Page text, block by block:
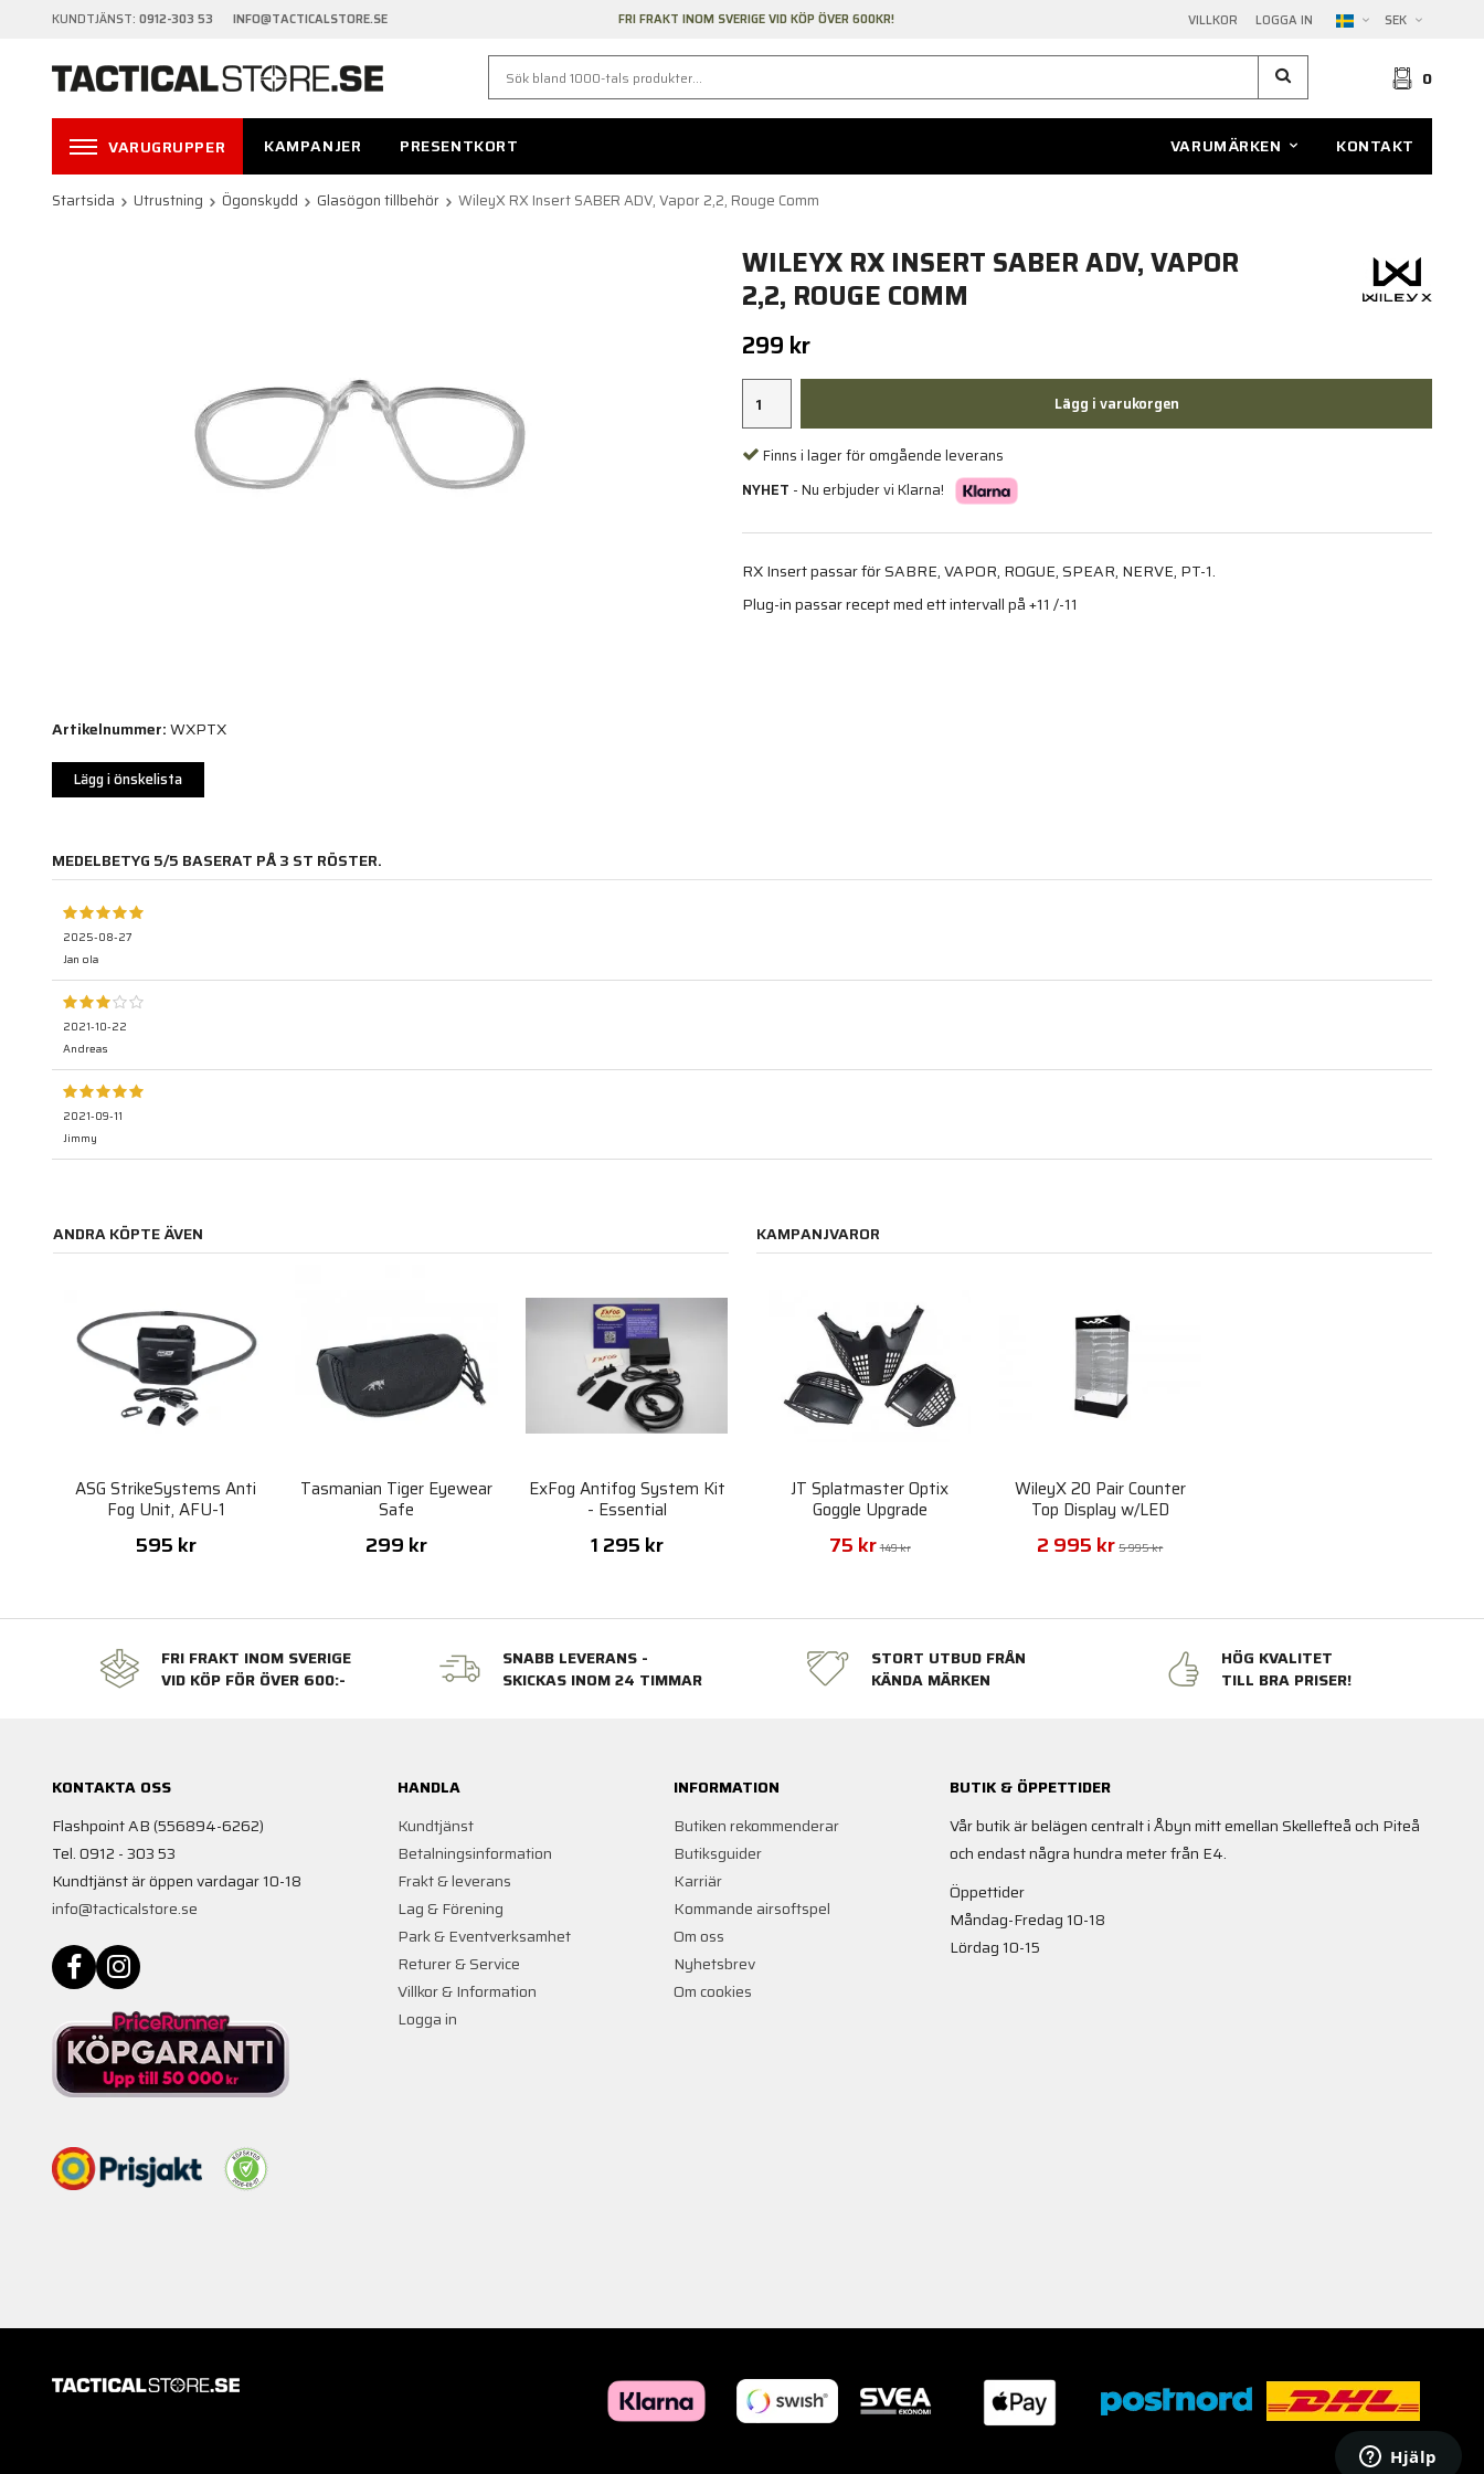
KUNDTJÄNST: 0912-303 53 INFO@TACTICALSTORE.SE VILLKOR LOGGA IN SEK
FRI FRAKT INOM SVERIGE VID KÖP ÖVER 600KR!
0
VARUGRUPPER KAMPANJER PRESENTKORT VARUMÄRKEN KONTAKT
Startsida Utrustning Ögonskydd Glasögon tillbehör WileyX RX Insert SABER ADV, Vapor 2,2, Rouge Comm
WILEYX RX INSERT SABER ADV, VAPOR
2,2, ROUGE COMM
299 kr
Lägg i varukorgen
Finns i lager för omgående leverans
NYHET - Nu erbjuder vi Klarna!
RX Insert passar för SABRE, VAPOR, ROGUE, SPEAR, NERVE, PT-1.
Plug-in passar recept med ett intervall på +11 /-11
Artikelnummer:WXPTX
Lägg i önskelista
MEDELBETYG 5/5 BASERAT PÅ3 ST RÖSTER.
2025-08-27
Jan ola
2021-10-22
Andreas
2021-09-11
Jimmy
ANDRA KÖPTE ÄVEN
ASG StrikeSystems Anti
Fog Unit, AFU-1
595 kr
Tasmanian Tiger Eyewear
Safe
299 kr
ExFog Antifog System Kit
- Essential
1 295 kr
KAMPANJVAROR
JT Splatmaster Optix
Goggle Upgrade
75 kr 149 kr
WileyX 20 Pair Counter
Top Display w/LED
2 995 kr 5 995 kr
FRI FRAKT INOM SVERIGE
VID KÖP FÖR ÖVER 600:-
SNABB LEVERANS -
SKICKAS INOM 24 TIMMAR
STORT UTBUD FRÅN
KÄNDA MÄRKEN
HÖG KVALITET
TILL BRA PRISER!
KONTAKTA OSS
Flashpoint AB (556894-6262)
Tel. 0912 - 303 53
Kundtjänst är öppen vardagar 10-18
info@tacticalstore.se
HANDLA
Kundtjänst
Betalningsinformation
Frakt & leverans
Lag & Förening
Park & Eventverksamhet
Returer & Service
Villkor & Information
Logga in
INFORMATION
Butiken rekommenderar
Butiksguider
Karriär
Kommande airsoftspel
Om oss
Nyhetsbrev
Om cookies
BUTIK & ÖPPETTIDER
Vår butik är belägen centralt i Åbyn mitt emellan Skellefteå och Piteå
och endast några hundra meter från E4.
Öppettider
Måndag-Fredag 10-18
Lördag 10-15